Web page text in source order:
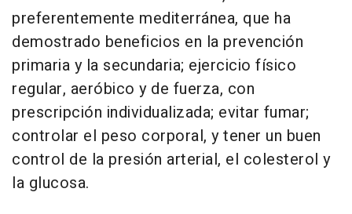
preferentemente mediterránea, que ha
demostrado beneficios en la prevención
primaria y la secundaria; ejercicio físico
regular, aeróbico y de fuerza, con
prescripción individualizada; evitar fumar;
controlar el peso corporal, y tener un buen
control de la presión arterial, el colesterol y
la glucosa.